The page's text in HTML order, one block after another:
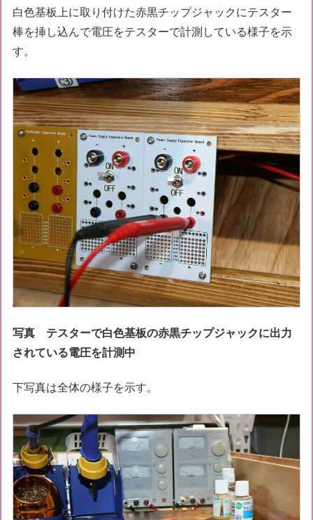
白色基板上に取り付けた赤黒チップジャックにテスター
棒を挿し込んで電圧をテスターで計測している様子を示
す。
写真 テスターで白色基板の赤黒チップジャックに出力
されている電圧を計測中
下写真は全体の様子を示す。